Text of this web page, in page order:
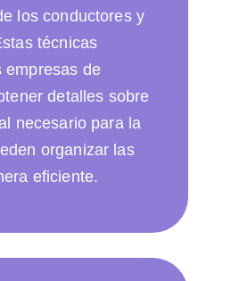
los conductores y
técnicas
empresas de
detalles sobre
necesario para la
organizar las
eficiente.